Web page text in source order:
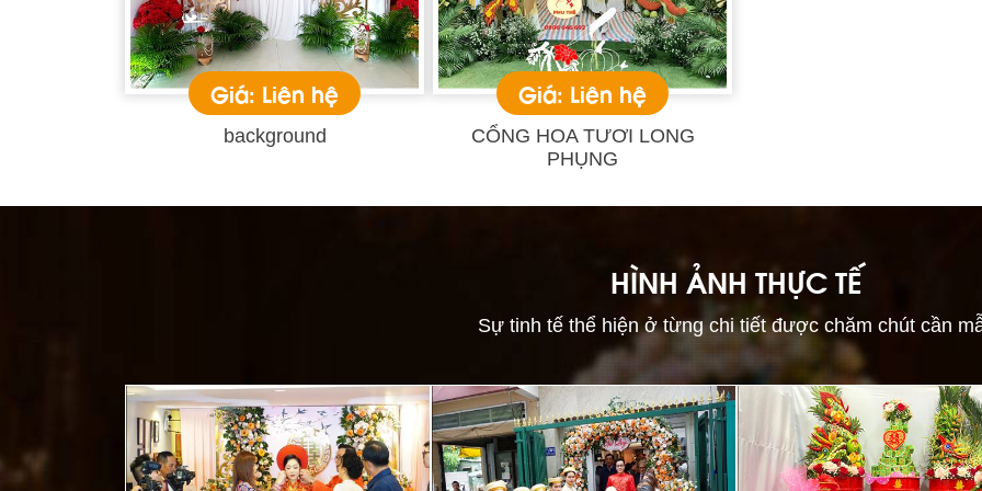
Giá: Liên hệ
background
Giá: Liên hệ
CỔNG HOA TƯƠI LONG
PHỤNG
HÌNH ẢNH THỰC TẾ
Sự tinh tế thể hiện ở từng chi tiết được chăm chút cần